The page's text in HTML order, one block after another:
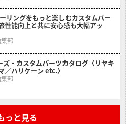
リングをもっと楽しむカスタムパー
性能向上と共に安心感も大幅アッ
部
・カスタムパーツカタログ〈リヤキ
／ハリケーン etc.〉
部
っと見る